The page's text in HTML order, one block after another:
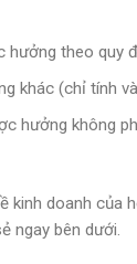
hưởng theo quy
khác (chỉ tính
hưởng không
kinh doanh của
ngay bên dưới.